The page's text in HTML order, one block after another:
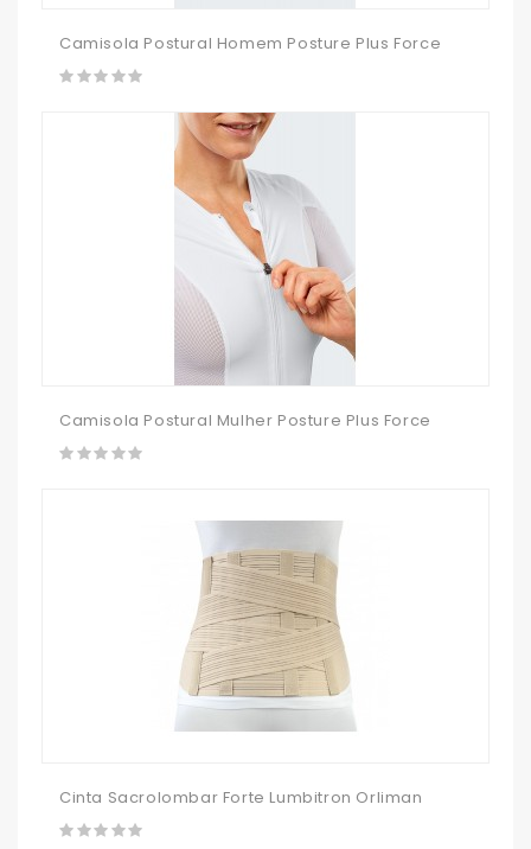
Camisola Postural Homem Posture Plus Force
Camisola Postural Mulher Posture Plus Force
Cinta Sacrolombar Forte Lumbitron Orliman